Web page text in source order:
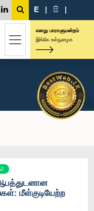
E | සි |
எனது பாராளுமன்றம்
இங்கே உள்நுழைக
மீள்குடியேற்ற